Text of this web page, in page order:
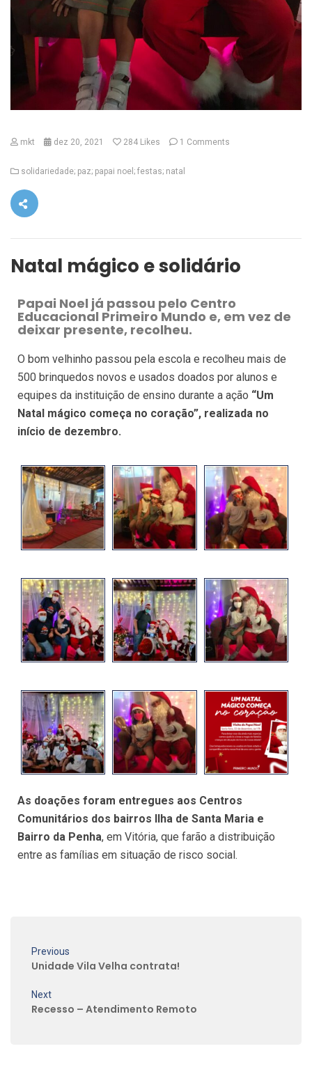
mkt dez 20, 2021 284 Likes 1 Comments
solidariedade; paz; papai noel; festas; natal
Natal mágico e solidário
Papai Noel já passou pelo Centro
Educacional Primeiro Mundo e, em vez de
deixar presente, recolheu.
O bom velhinho passou pela escola e recolheu mais de
500 brinquedos novos e usados doados por alunos e
equipes da instituição de ensino durante a ação “Um
Natal mágico começa no coração”, realizada no
início de dezembro.
As doações foram entregues aos Centros
Comunitários dos bairros Ilha de Santa Maria e
Bairro da Penha, em Vitória, que farão a distribuição
entre as famílias em situação de risco social.
Previous
Unidade Vila Velha contrata!
Next
Recesso – Atendimento Remoto